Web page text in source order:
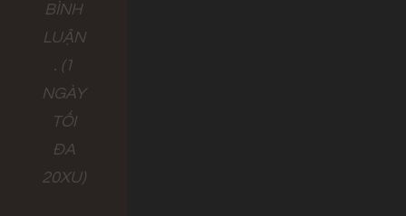
BÌNH
LUẬN
. (1
NGÀY
TỐI
ĐA
20XU)